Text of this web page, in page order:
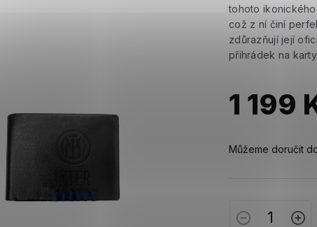
tohoto
což z ní činí
zdůrazňují její
přihrádek na
1 199
cena:
Můžeme doručit